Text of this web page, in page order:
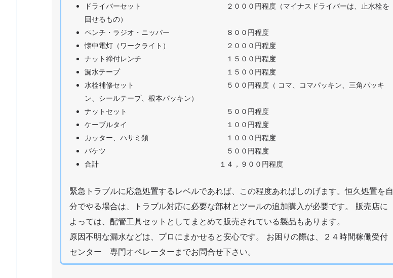
ア
ドライバーセット ２０００円程度（マイナスドライバーは、止水栓を
回せるもの）
ペンチ・ラジオ・ニッパー ８００円程度
懐中電灯（ワークライト） ２０００円程度
ナット締付レンチ １５００円程度
漏水テープ １５００円程度
水栓補修セット ５００円程度（ コマ、コマパッキン、三角パッキ
ン、シールテープ、根本パッキン）
ナットセット ５００円程度
ケーブルタイ １００円程度
カッター、ハサミ類 １０００円程度
バケツ ５００円程度
合計 １４，９００円程度
緊急トラブルに応急処置するレベルであれば、この程度あればしのげます。恒久処置を自
分でやる場合は、トラブル対応に必要な部材とツールの追加購入が必要です。 販売店に
よっては、配管工具セットとしてまとめて販売されている製品もあります。
原因不明な漏水などは、プロにまかせると安心です。 お困りの際は、２４時間稼働受付
センター 専門オペレーターまでお問合せ下さい。